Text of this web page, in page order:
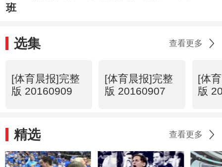
班
选集 查看更多
[体育晨报]完整
版 20160909
[体育晨报]完整
版 20160907
[体
版
精选 查看更多